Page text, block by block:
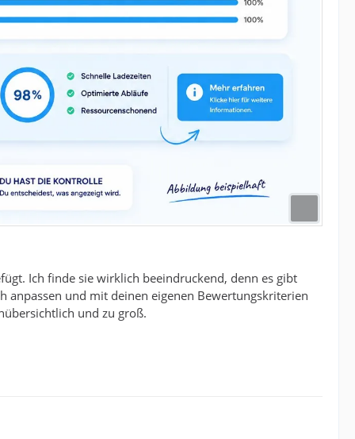
Ich finde sie wirklich beeindruckend, denn es gibt
anpassen und mit deinen eigenen Bewertungskriterien
und zu groß.